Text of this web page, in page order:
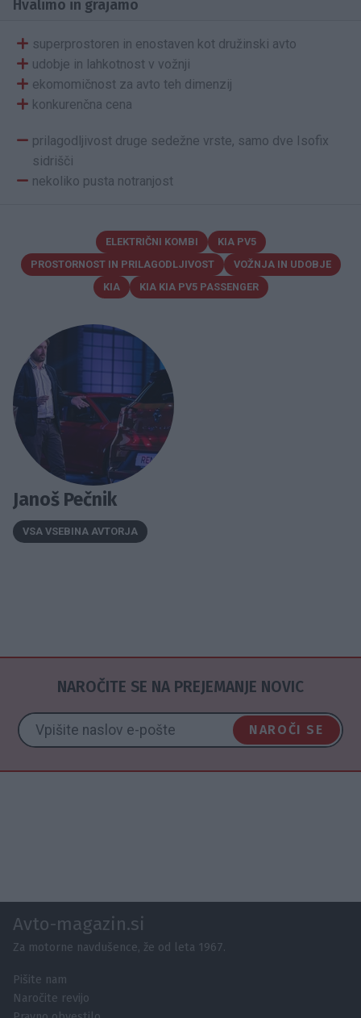
Hvalimo in grajamo
superprostoren in enostaven kot družinski avto
udobje in lahkotnost v vožnji
ekomomičnost za avto teh dimenzij
konkurenčna cena
prilagodljivost druge sedežne vrste, samo dve Isofix
sidrišči
nekoliko pusta notranjost
ELEKTRIČNI KOMBI
KIA PV5
PROSTORNOST IN PRILAGODLJIVOST
VOŽNJA IN UDOBJE
KIA
KIA KIA PV5 PASSENGER
Janoš Pečnik
VSA VSEBINA AVTORJA
NAROČITE SE NA PREJEMANJE NOVIC
NAROČI SE
Avto-magazin.si
Za motorne navdušence, že od leta 1967.
Pišite nam
Naročite revijo